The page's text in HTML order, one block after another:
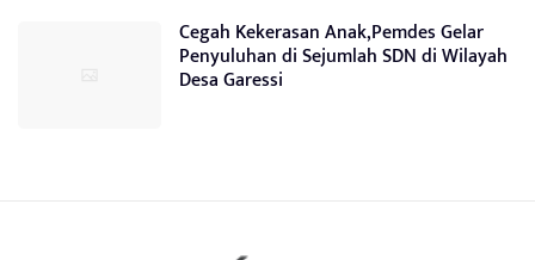
Cegah Kekerasan Anak,Pemdes Gelar
Penyuluhan di Sejumlah SDN di Wilayah
Desa Garessi